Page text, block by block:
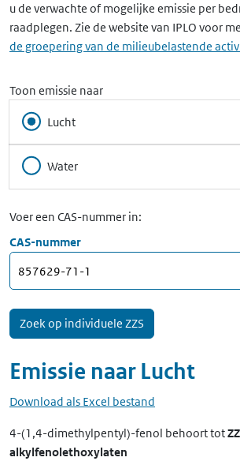
u de verwachte of mogelijke emissie per
raadplegen. Zie de website van IPLO voor
de groepering van de milieubelastende
Toon emissie naar
Lucht
Water
Voer een CAS-nummer in:
CAS-nummer
Emissie naar Lucht
Download als Excel bestand
4-(1,4-dimethylpentyl)-fenol behoort tot
alkylfenolethoxylaten